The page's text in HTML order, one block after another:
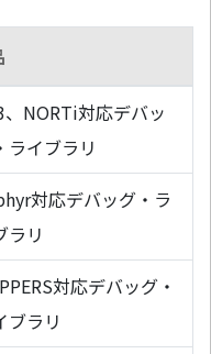
、NORTi対応デバッ
ライブラリ
対応デバッグ・ラ
ラリ
対応デバッグ・
ブラリ